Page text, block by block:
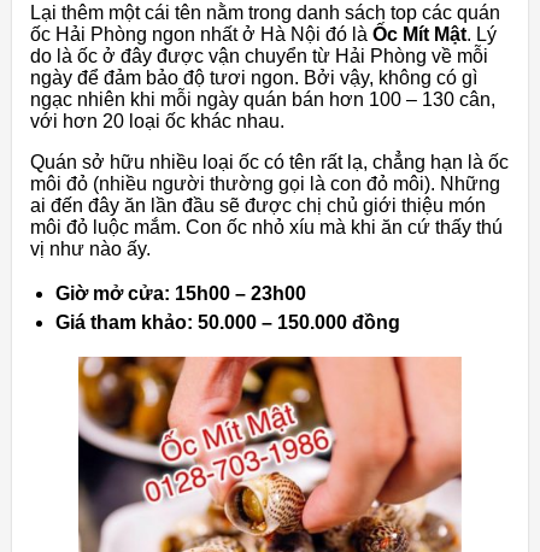
Lại thêm một cái tên nằm trong danh sách top các quán
ốc Hải Phòng ngon nhất ở Hà Nội đó là Ốc Mít Mật. Lý
do là ốc ở đây được vận chuyển từ Hải Phòng về mỗi
ngày để đảm bảo độ tươi ngon. Bởi vậy, không có gì
ngạc nhiên khi mỗi ngày quán bán hơn 100 – 130 cân,
với hơn 20 loại ốc khác nhau.
Quán sở hữu nhiều loại ốc có tên rất lạ, chẳng hạn là ốc
môi đỏ (nhiều người thường gọi là con đỏ môi). Những
ai đến đây ăn lần đầu sẽ được chị chủ giới thiệu món
môi đỏ luộc mắm. Con ốc nhỏ xíu mà khi ăn cứ thấy thú
vị như nào ấy.
Giờ mở cửa: 15h00 – 23h00
Giá tham khảo: 50.000 – 150.000 đồng